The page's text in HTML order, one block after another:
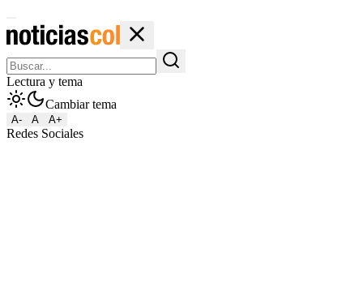
Lectura y tema
Cambiar tema
A- A A+
Redes Sociales